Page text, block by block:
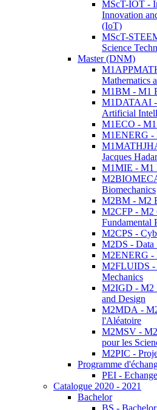
MScT-IOT -
Innovation
(IoT)
MScT-
Science
Master (DNM)
Mathematics
M1BM - M1
M1DATAAI -
Artificial
M1ECO -
M1ENERG -
Jacques
M1MIE - M1
Biomechanics
M2BM - M2
M2CFP - M2
Fundamental
M2CPS -
M2DS - Data
M2ENERG -
M2FLUIDS -
Mechanics
M2IGD - M2
and Design
M2MDA -
l'Aléatoire
M2MSV -
pour les
M2PIC -
Programme
PEI -
Catalogue 2020 - 2021
Bachelor
BS -